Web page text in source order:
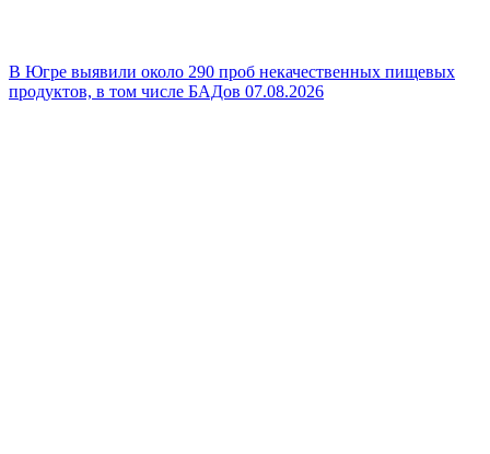
В Югре выявили около 290 проб некачественных пищевых
продуктов, в том числе БАДов 07.08.2026